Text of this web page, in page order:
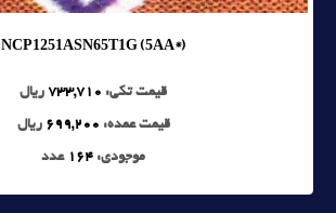
NCP1251ASN65T1G (5AA*)
قیمت تکی: 733,710 ریال
قیمت عمده: 699,200 ریال
موجودی: 164 عدد